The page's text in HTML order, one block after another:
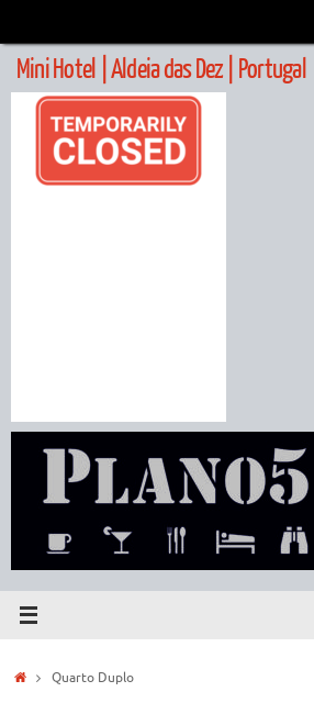
conteúdo
Mini Hotel | Aldeia das Dez | Portugal
HomeQuarto Duplo